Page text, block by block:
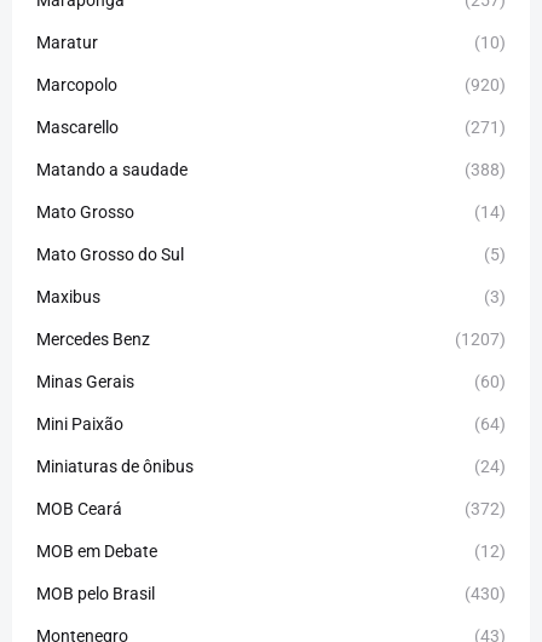
Maratur (10)
Marcopolo (920)
Mascarello (271)
Matando a saudade (388)
Mato Grosso (14)
Mato Grosso do Sul (5)
Maxibus (3)
Mercedes Benz (1207)
Minas Gerais (60)
Mini Paixão (64)
Miniaturas de ônibus (24)
MOB Ceará (372)
MOB em Debate (12)
MOB pelo Brasil (430)
Montenegro (43)